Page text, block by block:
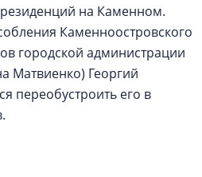
на Каменном.
Каменноостровского
городской администрации
Матвиенко) Георгий
переобустроить его в